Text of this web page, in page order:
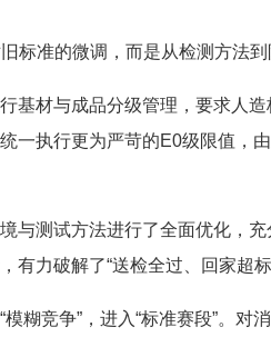
标准的微调，而是从检测方法到
基材与成品分级管理，要求人
一执行更为严苛的E0级限值，
与测试方法进行了全面优化，
力破解了“送检全过、回家超标
糊竞争”，进入“标准赛段”。对